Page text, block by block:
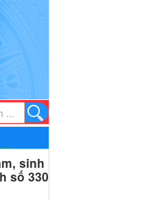
sinh
số 330